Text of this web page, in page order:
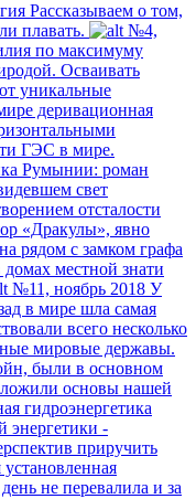
Рассказываем о том,
плавать.
№4,
по максимуму
Осваивать
уникальные
деривационная
ГЭС в мире.
Румынии: роман
свет
отсталости
«Дракулы», явно
рядом с замком графа
местной знати
№11, ноябрь 2018 У
в мире шла самая
всего несколько
мировые державы.
были в основном
основы нашей
гидроэнергетика
энергетики -
приручить
не перевалила и за